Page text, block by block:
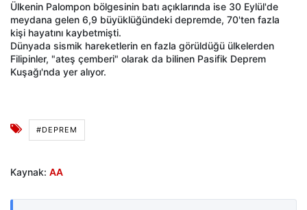
Ülkenin Palompon bölgesinin batı açıklarında ise 30 Eylül'de
meydana gelen 6,9 büyüklüğündeki depremde, 70'ten fazla
kişi hayatını kaybetmişti.
Dünyada sismik hareketlerin en fazla görüldüğü ülkelerden
Filipinler, "ateş çemberi" olarak da bilinen Pasifik Deprem
Kuşağı'nda yer alıyor.
#DEPREM
Kaynak: AA